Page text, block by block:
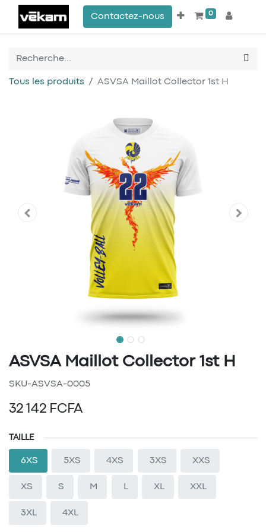
0
Contactez-nous
Tous les produits ASVSA Maillot Collector 1st H
ASVSA Maillot Collector 1st H
SKU-ASVSA-0005
32 142 FCFA
TAILLE
6XS 5XS 4XS 3XS XXS
XS S M L XL XXL
3XL 4XL